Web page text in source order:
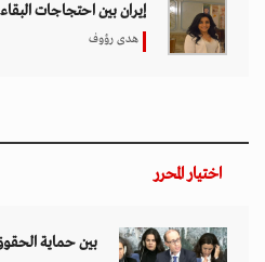
إيران بين احتجاجات
هدى رؤوف
اختيار المحرر
بين حماية